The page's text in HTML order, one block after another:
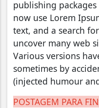
publishing
now use Lorem
text, and a search
uncover many web
Various versions
sometimes by
(injected humour
POSTAGEM PARA